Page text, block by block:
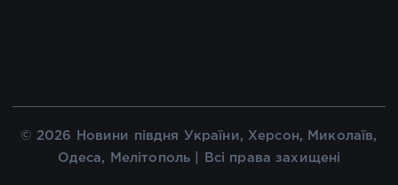
© 2026 Новини півдня України, Херсон, Миколаїв,
Одеса, Мелітополь | Всі права захищені